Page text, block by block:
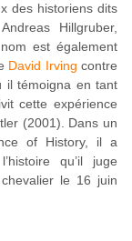
des historiens dits
Hillgruber,
est également
David Irving contre
témoigna en tant
cette expérience
(2001). Dans un
of History, il a
qu’il juge
le 16 juin